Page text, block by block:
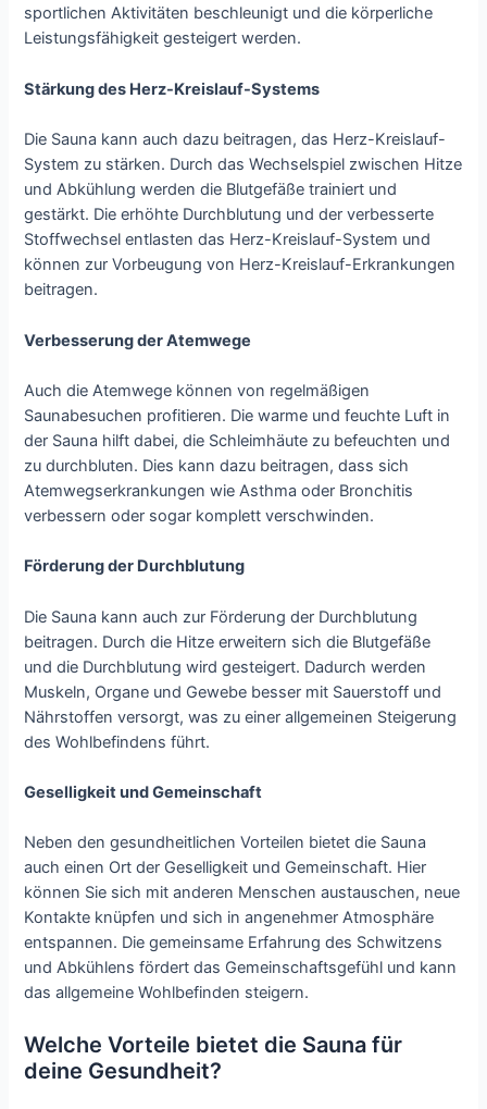
sportlichen Aktivitäten beschleunigt und die körperliche
Leistungsfähigkeit gesteigert werden.
Stärkung des Herz-Kreislauf-Systems
Die Sauna kann auch dazu beitragen, das Herz-Kreislauf-
System zu stärken. Durch das Wechselspiel zwischen Hitze
und Abkühlung werden die Blutgefäße trainiert und
gestärkt. Die erhöhte Durchblutung und der verbesserte
Stoffwechsel entlasten das Herz-Kreislauf-System und
können zur Vorbeugung von Herz-Kreislauf-Erkrankungen
beitragen.
Verbesserung der Atemwege
Auch die Atemwege können von regelmäßigen
Saunabesuchen profitieren. Die warme und feuchte Luft in
der Sauna hilft dabei, die Schleimhäute zu befeuchten und
zu durchbluten. Dies kann dazu beitragen, dass sich
Atemwegserkrankungen wie Asthma oder Bronchitis
verbessern oder sogar komplett verschwinden.
Förderung der Durchblutung
Die Sauna kann auch zur Förderung der Durchblutung
beitragen. Durch die Hitze erweitern sich die Blutgefäße
und die Durchblutung wird gesteigert. Dadurch werden
Muskeln, Organe und Gewebe besser mit Sauerstoff und
Nährstoffen versorgt, was zu einer allgemeinen Steigerung
des Wohlbefindens führt.
Geselligkeit und Gemeinschaft
Neben den gesundheitlichen Vorteilen bietet die Sauna
auch einen Ort der Geselligkeit und Gemeinschaft. Hier
können Sie sich mit anderen Menschen austauschen, neue
Kontakte knüpfen und sich in angenehmer Atmosphäre
entspannen. Die gemeinsame Erfahrung des Schwitzens
und Abkühlens fördert das Gemeinschaftsgefühl und kann
das allgemeine Wohlbefinden steigern.
Welche Vorteile bietet die Sauna für
deine Gesundheit?